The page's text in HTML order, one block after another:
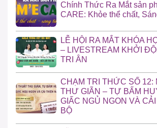
Chính Thức Ra Mắt sản
CARE: Khỏe thể chất,
LỄ HỘI RA MẮT KHÓA
– LIVESTREAM KHỞI
TRI ÂN
CHẠM TRI THỨC SỐ 12:
THƯ GIÃN – TỰ BẤM
GIẤC NGỦ NGON VÀ
BỘ